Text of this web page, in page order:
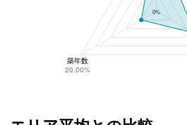
0%
築年数
20.00%